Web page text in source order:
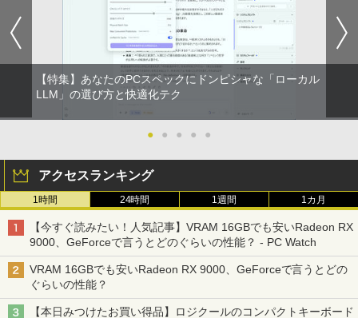
2 メモリ 4GB HDD 250GB DVDドライブ
搭載 リフレッシュPC デスクトップ 中古
安心保証 初期設定不要
￥9,980
2
【中古】純正ATI Apple Radeon HD 577
0 1GB ビデオカード Mac Pro デスクト
￥15,007
3
Windows11 中古パソコン EPSON エプ
ソン Endeavor ST20E Celeron N3160
メモリ8GB HDD500GB 18.5インチ ディ
スプレイ マウス キーボード WPS Office
【中古】
スプレイ
￥6,600
【500円クーポン＋ポイント最大31.5%還
D 1920×1080 1080P Fast IPS パネル 非
光沢 1000:1 高コントラスト 超軽量 600
5/Switch/PC/スマホ対応
￥8,490
アイ・オー・データ機器 ワイド液晶ディ
￥1,689
送料無料【中古】剣客商売 1〜54巻 まで
ち リイド社（青年コミック）
3
【特典】GIANNA HOMMES ISSUE05 co
ver 山中柔太朗(B4サイズ両面ピンナッ
プ)
￥2,200
【特集】あなたのPCスペックにドンピシャな「ローカル
LLM」の選び方と快適化テク
● ● ● ● ●
アクセスランキング
1時間 24時間 1週間 1カ月
【今すぐ読みたい！人気記事】VRAM 16GBでも安いRadeon RX
9000、GeForceで言うとどのぐらいの性能？ - PC Watch
VRAM 16GBでも安いRadeon RX 9000、GeForceで言うとどの
ぐらいの性能？
【本日みつけたお買い得品】ロジクールのコンパクトキーボード